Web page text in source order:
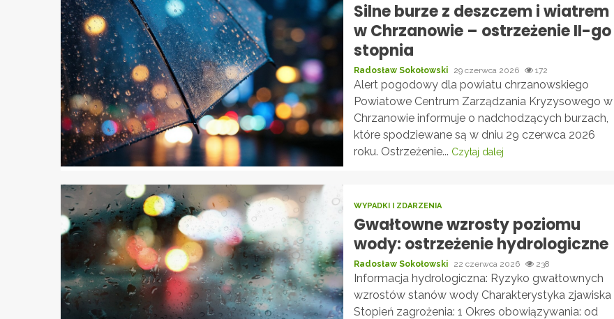
Silne burze z deszczem i wiatrem
w Chrzanowie – ostrzeżenie II-go
stopnia
Radosław Sokołowski 29 czerwca 2026 172
Alert pogodowy dla powiatu chrzanowskiego
Powiatowe Centrum Zarządzania Kryzysowego w
Chrzanowie informuje o nadchodzących burzach,
które spodziewane są w dniu 29 czerwca 2026
roku. Ostrzeżenie... Czytaj dalej
WYPADKI I ZDARZENIA
Gwałtowne wzrosty poziomu
wody: ostrzeżenie hydrologiczne
Radosław Sokołowski 22 czerwca 2026 238
Informacja hydrologiczna: Ryzyko gwałtownych
wzrostów stanów wody Charakterystyka zjawiska
Stopień zagrożenia: 1 Okres obowiązywania: od